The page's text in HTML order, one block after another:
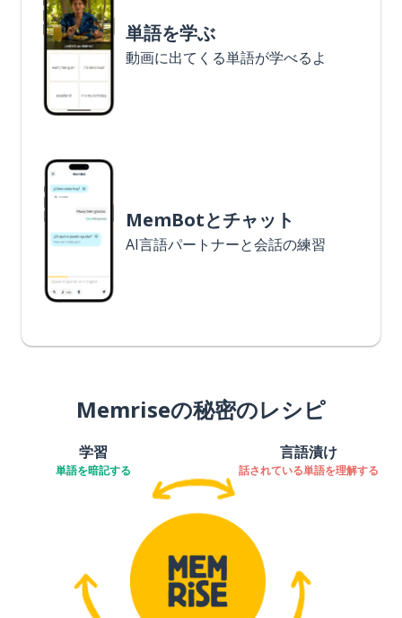
単語を学ぶ
動画に出てくる単語が学べるよ
MemBotとチャット
AI言語パートナーと会話の練習
Memriseの秘密のレシピ
学習
単語を暗記する
言語漬け
話されている単語を理解する